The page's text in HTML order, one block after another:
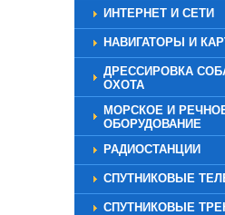
ИНТЕРНЕТ И СЕТИ
НАВИГАТОРЫ И
ДРЕССИРОВКА
ОХОТА
МОРСКОЕ И
ОБОРУДОВАНИЕ
РАДИОСТАНЦИИ
СПУТНИКОВЫЕ
СПУТНИКОВЫЕ